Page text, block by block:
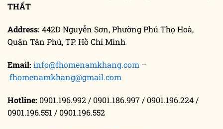
THẤT
Address: 442D Nguyễn Sơn, Phường Phú Thọ Hoà,
Quận Tân Phú, TP. Hồ Chí Minh
Email: info@fhomenamkhang.com –
fhomenamkhang@gmail.com
Hotline: 0901.196.992 / 0901.186.997 / 0901.196.224 /
0901.196.551 / 0901.196.552